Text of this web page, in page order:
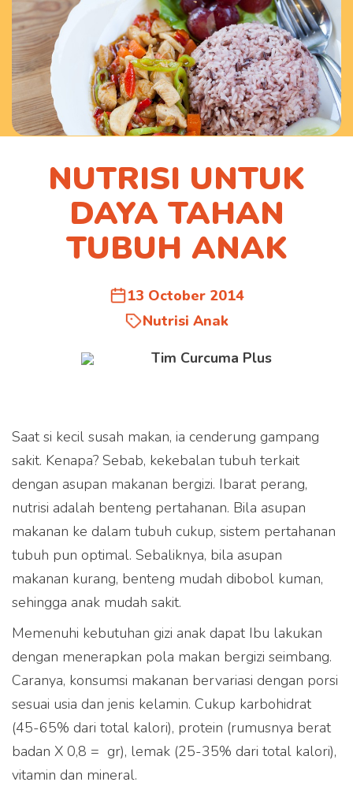
NUTRISI UNTUK
DAYA TAHAN
TUBUH ANAK
13 October 2014
Nutrisi Anak
Tim Curcuma Plus
Saat si kecil susah makan, ia cenderung gampang
sakit. Kenapa? Sebab, kekebalan tubuh terkait
dengan asupan makanan bergizi. Ibarat perang,
nutrisi adalah benteng pertahanan. Bila asupan
makanan ke dalam tubuh cukup, sistem pertahanan
tubuh pun optimal. Sebaliknya, bila asupan
makanan kurang, benteng mudah dibobol kuman,
sehingga anak mudah sakit.
Memenuhi kebutuhan gizi anak dapat Ibu lakukan
dengan menerapkan pola makan bergizi seimbang.
Caranya, konsumsi makanan bervariasi dengan porsi
sesuai usia dan jenis kelamin. Cukup karbohidrat
(45-65% dari total kalori), protein (rumusnya berat
badan X 0,8 = gr), lemak (25-35% dari total kalori),
vitamin dan mineral.